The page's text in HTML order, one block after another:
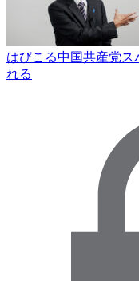
はびこる中国共産党
れる